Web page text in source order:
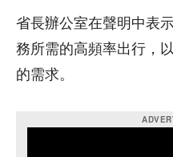
省長辦公室在聲明中表
務所需的高頻率出行，
的需求。